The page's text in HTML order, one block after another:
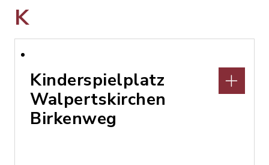
K
Kinderspielplatz
Walpertskirchen
Birkenweg